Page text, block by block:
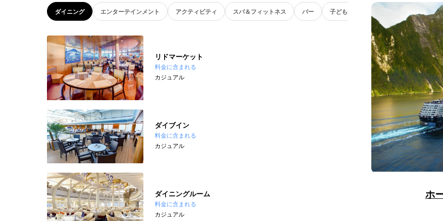
ダイニング エンターテインメント アクティビティ スパ＆フィットネス バー 子ども向け
リドマーケット
料金に含まれる
カジュアル
ダイブイン
料金に含まれる
カジュアル
ダイニングルーム
料金に含まれる
カジュアル
ホ